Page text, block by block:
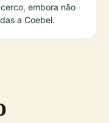
embora não
a Coebel.